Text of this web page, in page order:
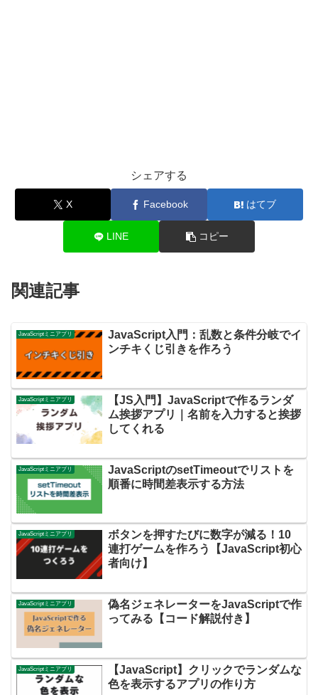
シェアする
X Facebook はてブ
LINE コピー
関連記事
JavaScriptミニアプリ
JavaScript入門：乱数と条件分岐でイ
ンチキくじ引きを作ろう
JavaScriptミニアプリ
【JS入門】JavaScriptで作るランダ
ム挨拶アプリ｜名前を入力すると挨拶
してくれる
JavaScriptミニアプリ
JavaScriptのsetTimeoutでリストを
順番に時間差表示する方法
JavaScriptミニアプリ
ボタンを押すたびに数字が減る！10
連打ゲームを作ろう【JavaScript初心
者向け】
JavaScriptミニアプリ
偽名ジェネレーターをJavaScriptで作
ってみる【コード解説付き】
JavaScriptミニアプリ
【JavaScript】クリックでランダムな
色を表示するアプリの作り方